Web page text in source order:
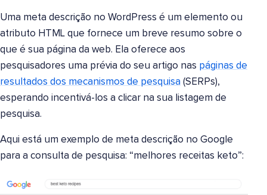
Uma meta descrição no WordPress é um elemento ou
atributo HTML que fornece um breve resumo sobre o
que é sua página da web. Ela oferece aos
pesquisadores uma prévia do seu artigo nas páginas de
resultados dos mecanismos de pesquisa (SERPs),
esperando incentivá-los a clicar na sua listagem de
pesquisa.
Aqui está um exemplo de meta descrição no Google
para a consulta de pesquisa: “melhores receitas keto”: